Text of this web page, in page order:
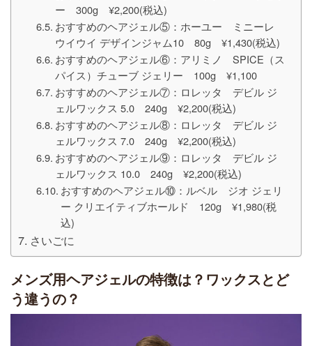
ー 300g ¥2,200(税込)
おすすめのヘアジェル⑤：ホーユー ミニーレ
ウイウイ デザインジャム10 80g ¥1,430(税込)
おすすめのヘアジェル⑥：アリミノ SPICE（ス
パイス）チューブ ジェリー 100g ¥1,100
おすすめのヘアジェル⑦：ロレッタ デビル ジ
ェルワックス 5.0 240g ¥2,200(税込)
おすすめのヘアジェル⑧：ロレッタ デビル ジ
ェルワックス 7.0 240g ¥2,200(税込)
おすすめのヘアジェル⑨：ロレッタ デビル ジ
ェルワックス 10.0 240g ¥2,200(税込)
おすすめのヘアジェル⑩：ルベル ジオ ジェリ
ー クリエイティブホールド 120g ¥1,980(税
込)
さいごに
メンズ用ヘアジェルの特徴は？ワックスとど
う違うの？